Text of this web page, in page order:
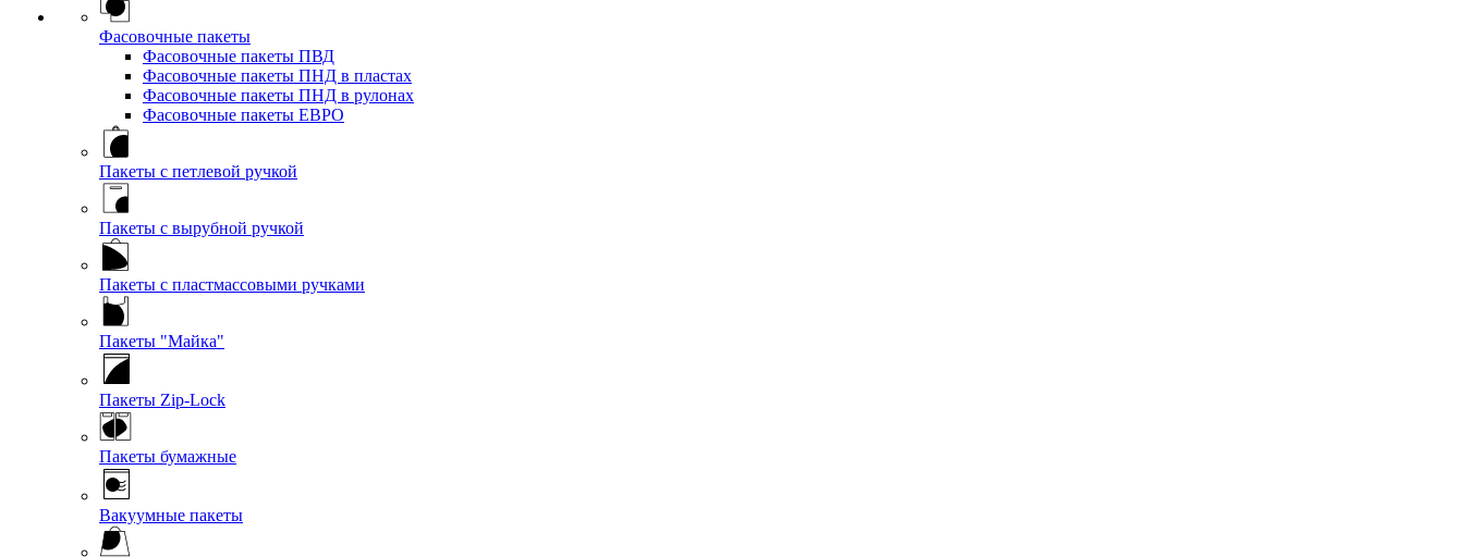
Фасовочные пакеты
Фасовочные пакеты ПВД
Фасовочные пакеты ПНД в пластах
Фасовочные пакеты ПНД в рулонах
Фасовочные пакеты ЕВРО
Пакеты с петлевой ручкой
Пакеты с вырубной ручкой
Пакеты с пластмассовыми ручками
Пакеты "Майка"
Пакеты Zip-Lock
Пакеты бумажные
Вакуумные пакеты